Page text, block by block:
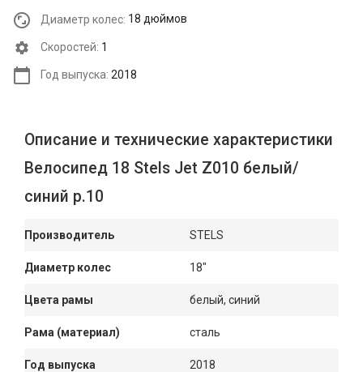
Диаметр колес: 18 дюймов
Cкоростей: 1
Год выпуска: 2018
Описание и технические характеристики
Велосипед 18 Stels Jet Z010 белый/
синий р.10
Производитель STELS
Диаметр колес 18"
Цвета рамы белый, синий
Рама (материал) сталь
Год выпуска 2018